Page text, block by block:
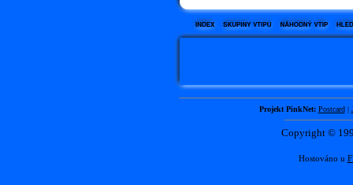
Projekt PinkNet: Postcard|
Copyright ©
Hostováno u